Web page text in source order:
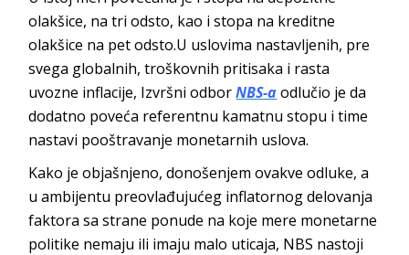
olakšice, na tri odsto, kao i stopa na kreditne
olakšice na pet odsto.U uslovima nastavljenih, pre
svega globalnih, troškovnih pritisaka i rasta
uvozne inflacije, Izvršni odborNBS-aodlučio je da
dodatno poveća referentnu kamatnu stopu i time
nastavi pooštravanje monetarnih uslova.
Kako je objašnjeno, donošenjem ovakve odluke, a
u ambijentu preovlađujućeg inflatornog delovanja
faktora sa strane ponude na koje mere monetarne
politike nemaju ili imaju malo uticaja, NBS nastoji